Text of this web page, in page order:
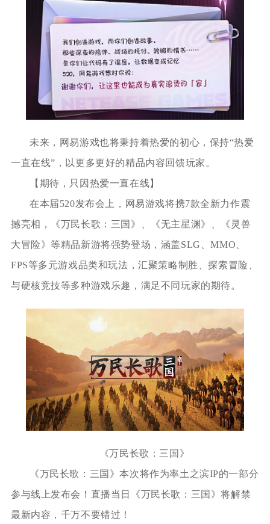
未来，网易游戏也将秉持着热爱的初心，保持“热爱
一直在线”，以更多更好的精品内容回馈玩家。
【期待，只因热爱一直在线】
在本届520发布会上，网易游戏将携7款全新力作震
撼亮相，《万民长歌：三国》、《无主星渊》、《灵兽
大冒险》等精品新游将强势登场，涵盖SLG、MMO、
FPS等多元游戏品类和玩法，汇聚策略制胜、探索冒险、
与硬核竞技等多种游戏乐趣，满足不同玩家的期待。
《万民长歌：三国》
《万民长歌：三国》本次将作为率土之滨IP的一部分
参与线上发布会！直播当日《万民长歌：三国》将解禁
最新内容，千万不要错过！